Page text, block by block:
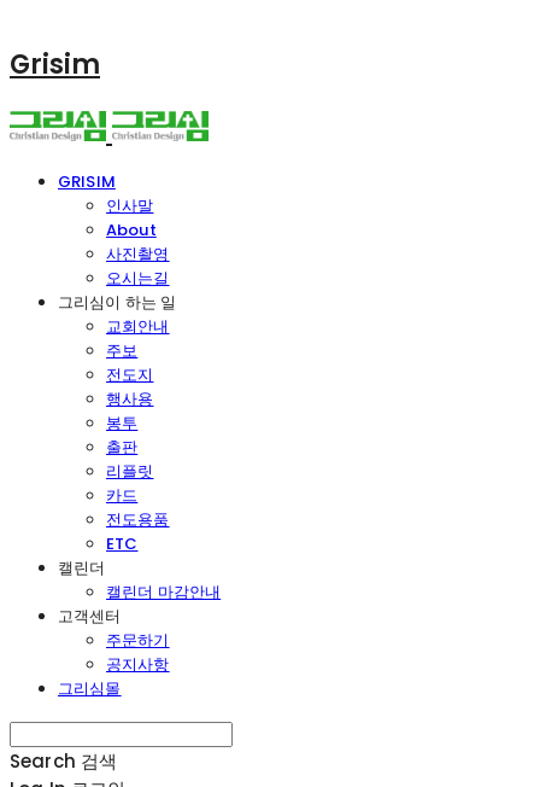
Grisim
GRISIM
인사말
About
사진촬영
오시는길
그리심이 하는 일
교회안내
주보
전도지
행사용
봉투
출판
리플릿
카드
전도용품
ETC
캘린더
캘린더 마감안내
고객센터
주문하기
공지사항
그리심몰
Search 검색